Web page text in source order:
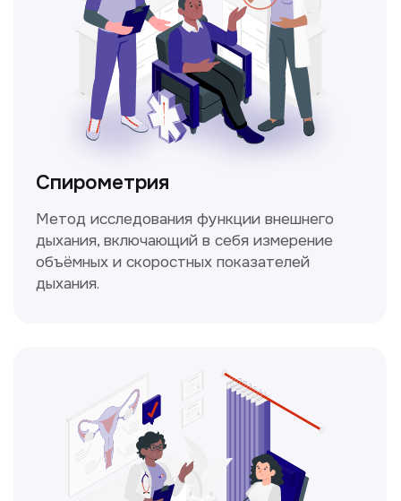
Не нашли нужную
Заполните форму, и мы всё
уточним!
Нажимая на кнопку «Получить консультацию», вы
даёте согласие на обработку персональных
Получить консультацию